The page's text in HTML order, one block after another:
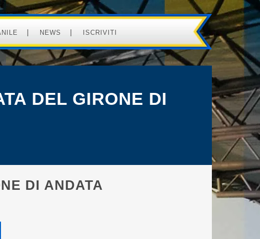
NEWS ISCRIVITI
DEL GIRONE DI
DI ANDATA